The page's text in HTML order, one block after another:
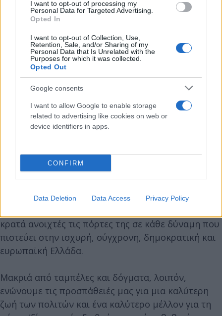
I want to opt-out of processing my
Personal Data for Targeted Advertising.
Opted In
I want to opt-out of Collection, Use,
Retention, Sale, and/or Sharing of my
Personal Data that Is Unrelated with the
Purposes for which it was collected.
Opted Out
Google consents
I want to allow Google to enable storage
related to advertising like cookies on web or
device identifiers in apps.
CONFIRM
Data Deletion Data Access Privacy Policy
Ο Κυριάκος Μητσοτάκης καλωσόρισε τον κ.
Νέα Δημοκρατία λέγοντας: «Καλωσορίζουμε στη
Νέα Δημοκρατία τον καθηγητή Ανδρέα Λοβέρδο και
συστάσεις, καθώς έχει ήδη μακρά πορεία στην
κρατά ανοιχτές τις πόρτες της σε κάθε δύναμη που
πιστεύει στην ισχυρή, σύγχρονη, δημοκρατική και
ευρωπαϊκή Ελλάδα.
Μακριά από ταμπέλες και δόγματα, λοιπόν,
ενώνουμε τις προσπάθειές μας για μια καλύτερη
ζωή των πολιτών και ένα καλύτερο μέλλον για τη